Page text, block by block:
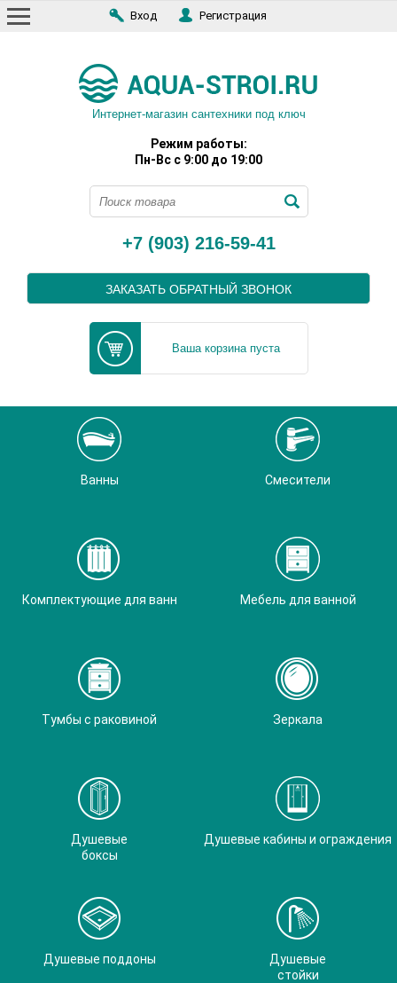
Вход Регистрация
Интернет-магазин сантехники под ключ
Режим работы:
Пн-Вс с 9:00 до 19:00
+7 (903) 216-59-41
ЗАКАЗАТЬ ОБРАТНЫЙ ЗВОНОК
Ваша корзина пуста
Ванны Смесители
Комплектующие для ванн Мебель для ванной
Тумбы с раковиной Зеркала
Душевые
боксы
Душевые кабины и ограждения
Душевые поддоны
Душевые
стойки